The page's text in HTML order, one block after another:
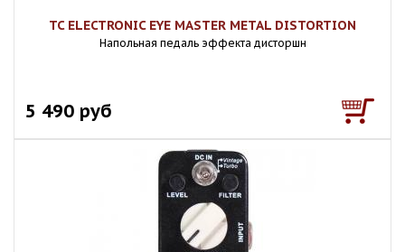
TC ELECTRONIC EYE MASTER METAL DISTORTION
Напольная педаль эффекта дисторшн
5 490 руб